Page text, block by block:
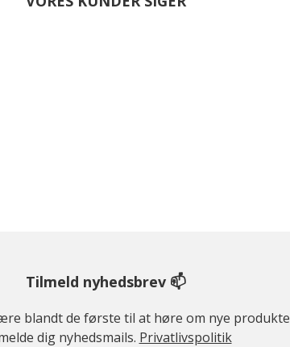
Tilmeld nyhedsbrev 📫
blandt de første til at høre om nye
dig nyhedsmails. Privatlivspolitik